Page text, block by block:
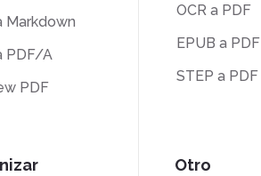
Markdown
PDF/A
PDF
OCR a PDF
EPUB a PDF
STEP a PDF
Otro